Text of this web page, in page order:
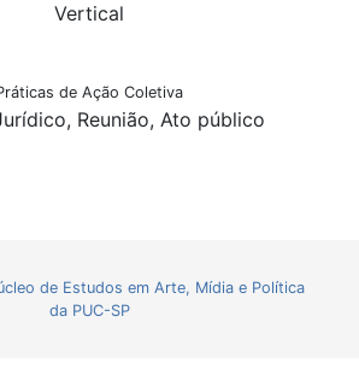
Vertical
de Ação Coletiva
Reunião, Ato público
de Estudos em Arte, Mídia e Política
da PUC-SP